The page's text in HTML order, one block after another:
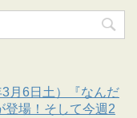
月6日土）『なんだ
登場！そして今週2